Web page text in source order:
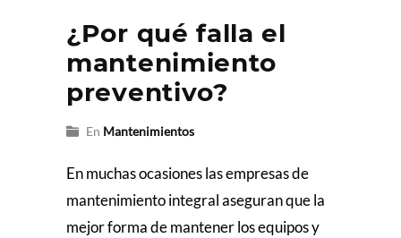
¿Por qué falla el
mantenimiento
preventivo?
En Mantenimientos
En muchas ocasiones las empresas de
mantenimiento integral aseguran que la
mejor forma de mantener los equipos y